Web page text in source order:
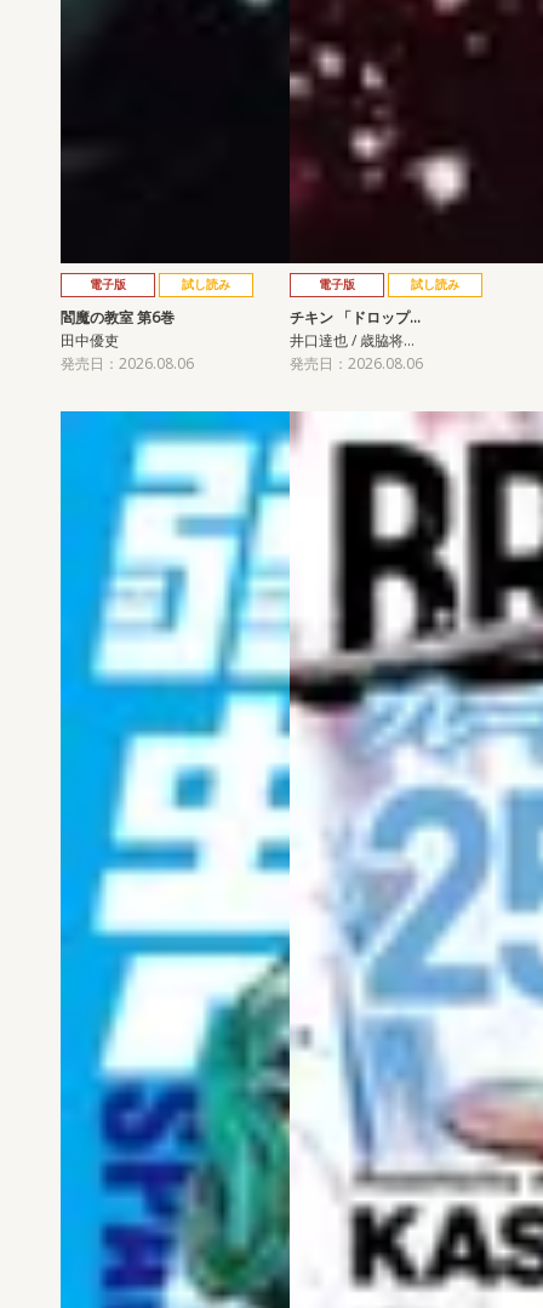
電子版 試し読み
閻魔の教室 第6巻
田中優吏
発売日：2026.08.06
電子版 試し読み
チキン 「ドロップ…
井口達也 / 歳脇将…
発売日：2026.08.06